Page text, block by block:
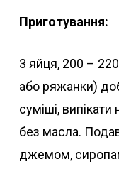
Приготування:
3 яйця, 200 –
або ряжанки)
суміші,
без масла.
джемом,